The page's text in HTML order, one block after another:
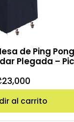
de Ping
Plegada –
23,000
al carrito